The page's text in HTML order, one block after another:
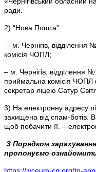
ради.
2) “Нова Пошта”:
– м. Чернігів,
комісія ЧОПЛ;
– м. Чернігів, відділення
приймальна комісія ЧОПЛ
секретар ліцею Сатур
3) На електронну адресу
захищена від спам-ботів.
щоб побачити її. –
З Порядком
пропонуємо
https://lyceum-cn.org/to-